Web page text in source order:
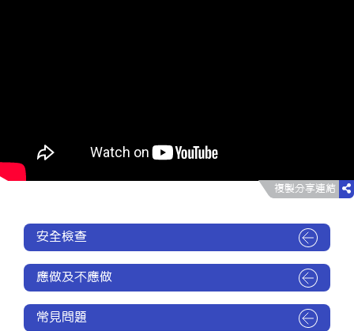
複製分享連結
安全檢查
應做及不應做
常見問題